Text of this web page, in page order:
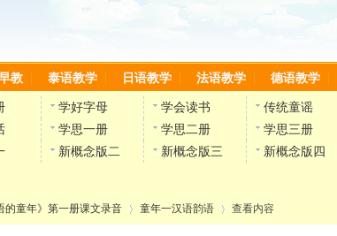
教 泰语教学 日语教学 法语教学 德语教学
学好字母 学会读书 传统童谣
学思一册 学思二册 学思三册
新概念版二 新概念版三 新概念版四
的童年》第一册课文录音 童年一汉语韵语 查看内容